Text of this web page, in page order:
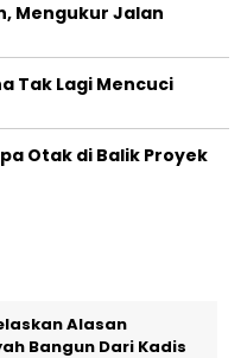
Mengukur Jalan
Tak Lagi Mencuci
Otak di Balik Proyek
Alasan
Bangun Dari Kadis